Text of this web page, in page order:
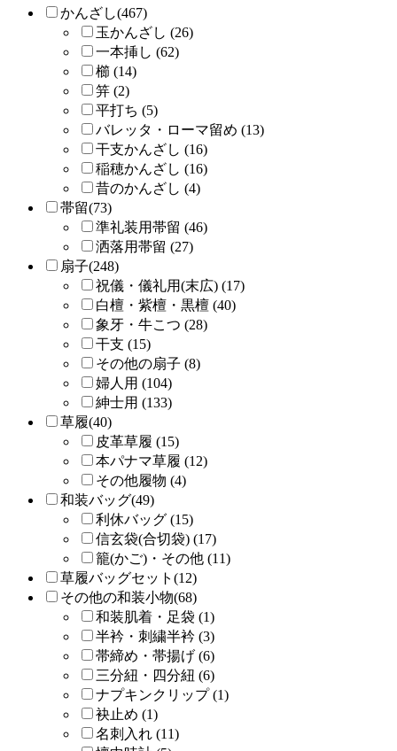
かんざし(467)
玉かんざし (26)
一本挿し (62)
櫛 (14)
笄 (2)
平打ち (5)
バレッタ・ローマ留め (13)
干支かんざし (16)
稲穂かんざし (16)
昔のかんざし (4)
帯留(73)
準礼装用帯留 (46)
洒落用帯留 (27)
扇子(248)
祝儀・儀礼用(末広) (17)
白檀・紫檀・黒檀 (40)
象牙・牛こつ (28)
干支 (15)
その他の扇子 (8)
婦人用 (104)
紳士用 (133)
草履(40)
皮革草履 (15)
本パナマ草履 (12)
その他履物 (4)
和装バッグ(49)
利休バッグ (15)
信玄袋(合切袋) (17)
籠(かご)・その他 (11)
草履バッグセット(12)
その他の和装小物(68)
和装肌着・足袋 (1)
半衿・刺繍半衿 (3)
帯締め・帯揚げ (6)
三分紐・四分紐 (6)
ナプキンクリップ (1)
袂止め (1)
名刺入れ (11)